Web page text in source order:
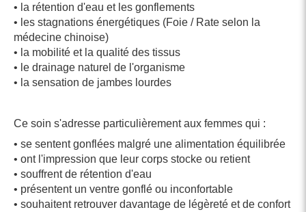
• la rétention d'eau et les gonflements
• les stagnations énergétiques (Foie / Rate selon la
médecine chinoise)
• la mobilité et la qualité des tissus
• le drainage naturel de l'organisme
• la sensation de jambes lourdes
Ce soin s'adresse particulièrement aux femmes qui :
• se sentent gonflées malgré une alimentation équilibrée
• ont l'impression que leur corps stocke ou retient
• souffrent de rétention d'eau
• présentent un ventre gonflé ou inconfortable
• souhaitent retrouver davantage de légèreté et de confort